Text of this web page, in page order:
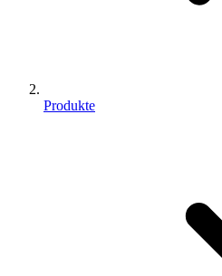
Produkte